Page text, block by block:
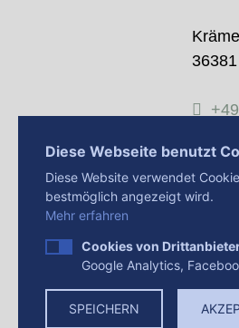
Diese Webseite benutzt
Diese Website verwendet
bestmöglich angezeigt wird.
Mehr erfahren
Cookies von
Google Analytics,
SPEICHERN